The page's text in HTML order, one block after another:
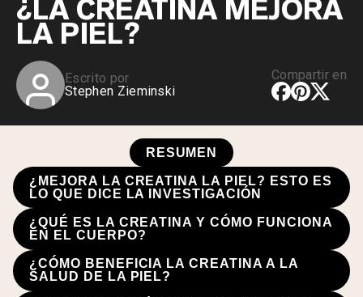
¿LA CREATINA MEJORA
LA PIEL?
Escrito por
Stephen Zieminski
Compartir en
RESUMEN
¿MEJORA LA CREATINA LA PIEL? ESTO ES
LO QUE DICE LA INVESTIGACIÓN
¿QUÉ ES LA CREATINA Y CÓMO FUNCIONA
EN EL CUERPO?
¿CÓMO BENEFICIA LA CREATINA A LA
SALUD DE LA PIEL?